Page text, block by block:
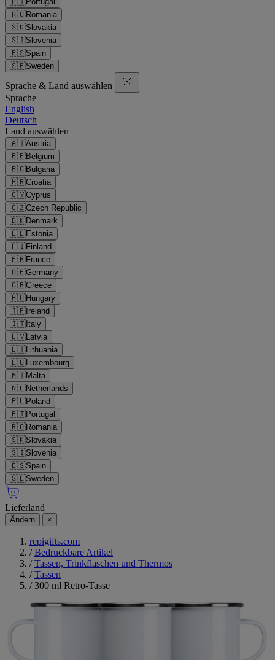
🇷🇴Romania
🇸🇰Slovakia
🇸🇮Slovenia
🇪🇸Spain
🇸🇪Sweden
Sprache & Land auswählen
Sprache
English
Deutsch
Land auswählen
🇦🇹Austria
🇧🇪Belgium
🇧🇬Bulgaria
🇭🇷Croatia
🇨🇾Cyprus
🇨🇿Czech Republic
🇩🇰Denmark
🇪🇪Estonia
🇫🇮Finland
🇫🇷France
🇩🇪Germany
🇬🇷Greece
🇭🇺Hungary
🇮🇪Ireland
🇮🇹Italy
🇱🇻Latvia
🇱🇹Lithuania
🇱🇺Luxembourg
🇲🇹Malta
🇳🇱Netherlands
🇵🇱Poland
🇵🇹Portugal
🇷🇴Romania
🇸🇰Slovakia
🇸🇮Slovenia
🇪🇸Spain
🇸🇪Sweden
Lieferland
Ändern ×
repigifts.com
/ Bedruckbare Artikel
/ Tassen, Trinkflaschen und Thermos
/ Tassen
/ 300 ml Retro-Tasse